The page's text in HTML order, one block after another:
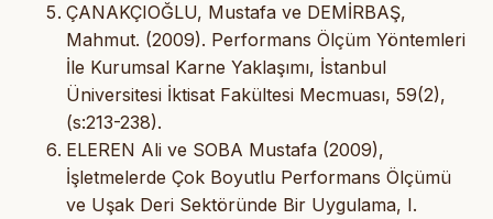
ÇANAKÇIOĞLU, Mustafa ve DEMİRBAŞ,
Mahmut. (2009). Performans Ölçüm Yöntemleri
İle Kurumsal Karne Yaklaşımı, İstanbul
Üniversitesi İktisat Fakültesi Mecmuası, 59(2),
(s:213-238).
ELEREN Ali ve SOBA Mustafa (2009),
İşletmelerde Çok Boyutlu Performans Ölçümü
ve Uşak Deri Sektöründe Bir Uygulama, I.